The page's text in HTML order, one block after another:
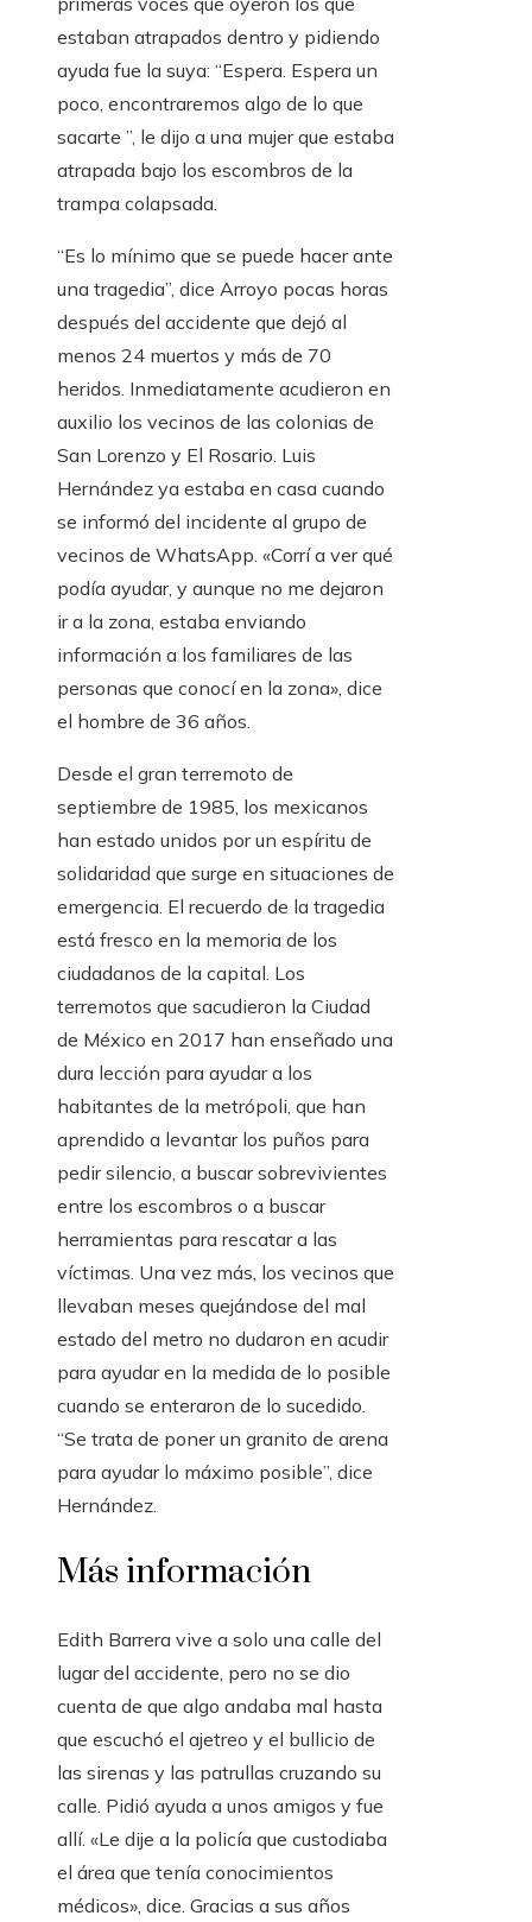
estaban atrapados dentro y pidiendo
ayuda fue la suya: “Espera. Espera un
poco, encontraremos algo de lo que
sacarte ”, le dijo a una mujer que estaba
atrapada bajo los escombros de la
trampa colapsada.
“Es lo mínimo que se puede hacer ante
una tragedia”, dice Arroyo pocas horas
después del accidente que dejó al
menos 24 muertos y más de 70
heridos. Inmediatamente acudieron en
auxilio los vecinos de las colonias de
San Lorenzo y El Rosario. Luis
Hernández ya estaba en casa cuando
se informó del incidente al grupo de
vecinos de WhatsApp. «Corrí a ver qué
podía ayudar, y aunque no me dejaron
ir a la zona, estaba enviando
información a los familiares de las
personas que conocí en la zona», dice
el hombre de 36 años.
Desde el gran terremoto de
septiembre de 1985, los mexicanos
han estado unidos por un espíritu de
solidaridad que surge en situaciones de
emergencia. El recuerdo de la tragedia
está fresco en la memoria de los
ciudadanos de la capital. Los
terremotos que sacudieron la Ciudad
de México en 2017 han enseñado una
dura lección para ayudar a los
habitantes de la metrópoli, que han
aprendido a levantar los puños para
pedir silencio, a buscar sobrevivientes
entre los escombros o a buscar
herramientas para rescatar a las
víctimas. Una vez más, los vecinos que
llevaban meses quejándose del mal
estado del metro no dudaron en acudir
para ayudar en la medida de lo posible
cuando se enteraron de lo sucedido.
“Se trata de poner un granito de arena
para ayudar lo máximo posible”, dice
Hernández.
Más información
Edith Barrera vive a solo una calle del
lugar del accidente, pero no se dio
cuenta de que algo andaba mal hasta
que escuchó el ajetreo y el bullicio de
las sirenas y las patrullas cruzando su
calle. Pidió ayuda a unos amigos y fue
allí. «Le dije a la policía que custodiaba
el área que tenía conocimientos
médicos», dice. Gracias a sus años